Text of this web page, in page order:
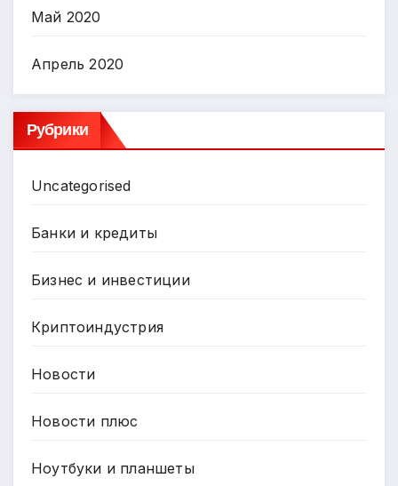
Май 2020
Апрель 2020
Рубрики
Uncategorised
Банки и кредиты
Бизнес и инвестиции
Криптоиндустрия
Новости
Новости плюс
Ноутбуки и планшеты